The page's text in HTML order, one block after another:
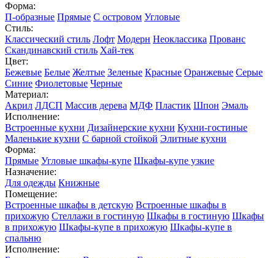
Форма:
П-образные Прямые С островом Угловые
Стиль:
Классический стиль Лофт Модерн Неоклассика Прованс
Скандинавский стиль Хай-тек
Цвет:
Бежевые Белые Желтые Зеленые Красные Оранжевые Серые
Синие Фиолетовые Черные
Материал:
Акрил ЛДСП Массив дерева МДФ Пластик Шпон Эмаль
Исполнение:
Встроенные кухни Дизайнерские кухни Кухни-гостиные
Маленькие кухни С барной стойкой Элитные кухни
Форма:
Прямые Угловые шкафы-купе Шкафы-купе узкие
Назначение:
Для одежды Книжные
Помещение:
Встроенные шкафы в детскую Встроенные шкафы в
прихожую Стеллажи в гостиную Шкафы в гостиную Шкафы
в прихожую Шкафы-купе в прихожую Шкафы-купе в
спальню
Исполнение: